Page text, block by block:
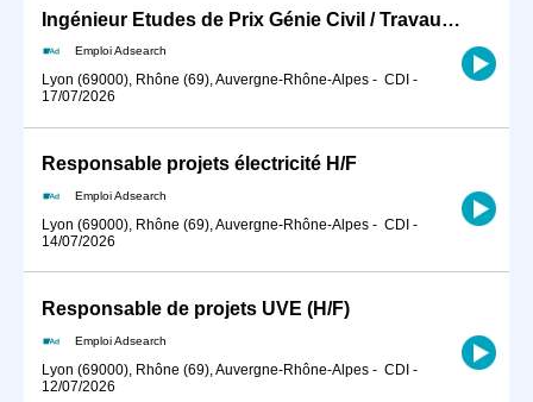
Ingénieur Etudes de Prix Génie Civil / Travaux Spéciaux (H/F)
Emploi Adsearch
Lyon (69000), Rhône (69), Auvergne-Rhône-Alpes - CDI -
17/07/2026
Responsable projets électricité H/F
Emploi Adsearch
Lyon (69000), Rhône (69), Auvergne-Rhône-Alpes - CDI -
14/07/2026
Responsable de projets UVE (H/F)
Emploi Adsearch
Lyon (69000), Rhône (69), Auvergne-Rhône-Alpes - CDI -
12/07/2026